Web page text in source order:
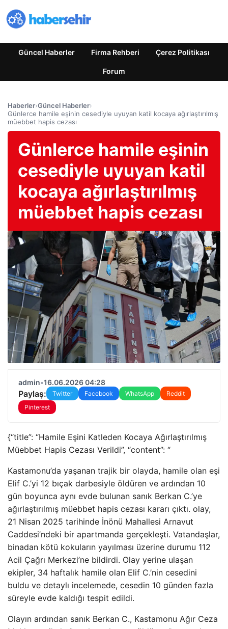
Güncel Haberler Firma Rehberi Çerez Politikası
Forum
Haberler›Güncel Haberler›
Günlerce hamile eşinin cesediyle uyuyan katil kocaya ağırlaştırılmış
müebbet hapis cezası
Günlerce hamile eşinin
cesediyle uyuyan katil
kocaya ağırlaştırılmış
müebbet hapis cezası
admin•16.06.2026 04:28
Paylaş: Twitter Facebook WhatsApp
Reddit
Pinterest
{“title”: “Hamile Eşini Katleden Kocaya Ağırlaştırılmış
Müebbet Hapis Cezası Verildi”, “content”: “
Kastamonu’da yaşanan trajik bir olayda, hamile olan eşi
Elif C.’yi 12 bıçak darbesiyle öldüren ve ardından 10
gün boyunca aynı evde bulunan sanık Berkan C.’ye
ağırlaştırılmış müebbet hapis cezası kararı çıktı. olay,
21 Nisan 2025 tarihinde İnönü Mahallesi Arnavut
Caddesi’ndeki bir apartmanda gerçekleşti. Vatandaşlar,
binadan kötü kokuların yayılması üzerine durumu 112
Acil Çağrı Merkezi’ne bildirdi. Olay yerine ulaşan
ekipler, 34 haftalık hamile olan Elif C.’nin cesedini
buldu ve detaylı incelemede, cesedin 10 günden fazla
süreyle evde kaldığı tespit edildi.
Olayın ardından sanık Berkan C., Kastamonu Ağır Ceza